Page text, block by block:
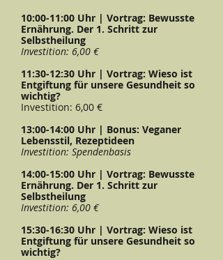
10:00-11:00 Uhr | Vortrag: Bewusste
Ernährung. Der 1. Schritt zur
Selbstheilung
Investition: 6,00 €
11:30-12:30 Uhr | Vortrag: Wieso ist
Entgiftung für unsere Gesundheit so
wichtig?
Investition: 6,00 €
13:00-14:00 Uhr | Bonus: Veganer
Lebensstil, Rezeptideen
Investition: Spendenbasis
14:00-15:00 Uhr | Vortrag: Bewusste
Ernährung. Der 1. Schritt zur
Selbstheilung
Investition: 6,00 €
15:30-16:30 Uhr | Vortrag: Wieso ist
Entgiftung für unsere Gesundheit so
wichtig?